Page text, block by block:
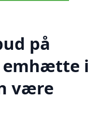
på
i
være